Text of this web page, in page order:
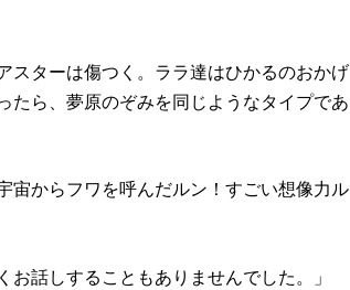
スターは傷つく。ララ達はひかるのおかげ
たら、夢原のぞみを同じようなタイプであ
宙からフワを呼んだルン！すごい想像力ル
お話しすることもありませんでした。」